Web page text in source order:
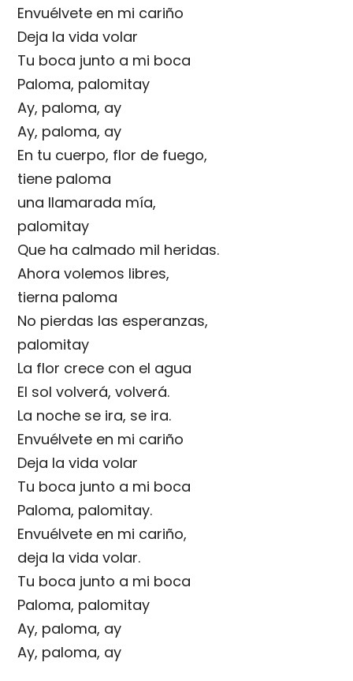
Envuélvete en mi cariño
Deja la vida volar
Tu boca junto a mi boca
Paloma, palomitay
Ay, paloma, ay
Ay, paloma, ay
En tu cuerpo, flor de fuego,
tiene paloma
una llamarada mía,
palomitay
Que ha calmado mil heridas.
Ahora volemos libres,
tierna paloma
No pierdas las esperanzas,
palomitay
La flor crece con el agua
El sol volverá, volverá.
La noche se ira, se ira.
Envuélvete en mi cariño
Deja la vida volar
Tu boca junto a mi boca
Paloma, palomitay.
Envuélvete en mi cariño,
deja la vida volar.
Tu boca junto a mi boca
Paloma, palomitay
Ay, paloma, ay
Ay, paloma, ay